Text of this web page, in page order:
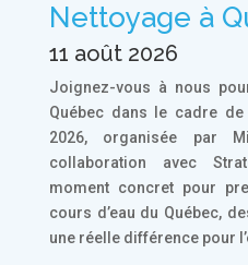
Nettoyage à
11 août 2026
Joignez-vous à nous
Québec dans le cadre de
2026, organisée par
collaboration avec
moment concret pour
cours d’eau du Québec,
une réelle différence pour